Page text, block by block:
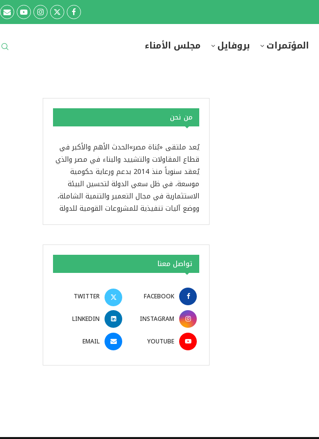
المؤتمرات بروفايل مجلس الأمناء
من نحن
يُعد ملتقى «بُناة مصر»الحدث الأهم والأكبر في
قطاع المقاولات والتشييد والبناء في مصر والذي
يُعقد سنوياً منذ 2014 بدعم ورعاية حكومية
موسعة، في ظل سعي الدولة لتحسين البيئة
الاستثمارية في مجال التعمير والتنمية الشاملة،
ووضع آليات تنفيذية للمشروعات القومية للدولة
تواصل معنا
FACEBOOK
TWITTER
INSTAGRAM
LINKEDIN
YOUTUBE
EMAIL